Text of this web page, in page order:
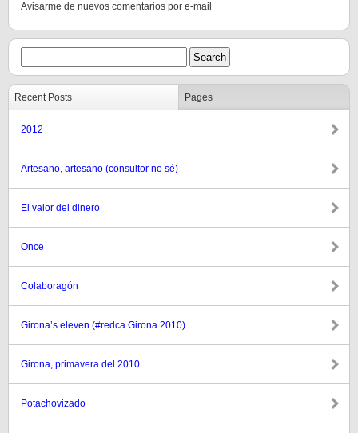
Avisarme de nuevos comentarios por e-mail
Recent Posts Pages
2012
Artesano, artesano (consultor no sé)
El valor del dinero
Once
Colaboragón
Girona’s eleven (#redca Girona 2010)
Girona, primavera del 2010
Potachovizado